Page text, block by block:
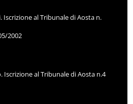
Iscrizione al Tribunale di Aosta n.
2002
Iscrizione al Tribunale di Aosta n.4